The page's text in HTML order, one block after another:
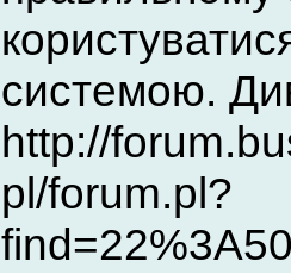
системою.
http://
pl/forum.pl?